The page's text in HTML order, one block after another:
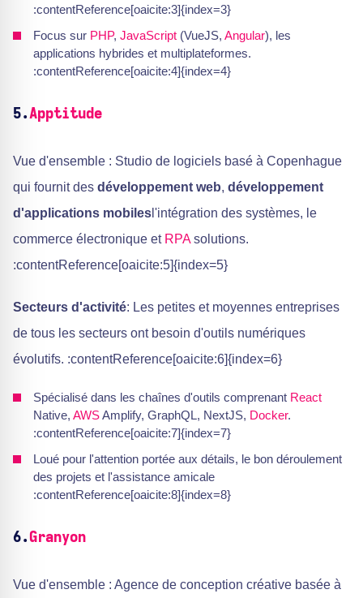
:contentReference[oaicite:3]{index=3}
Focus sur PHP, JavaScript (VueJS, Angular), les
applications hybrides et multiplateformes.
:contentReference[oaicite:4]{index=4}
5.Apptitude
Vue d'ensemble : Studio de logiciels basé à Copenhague
qui fournit des développement web, développement
d'applications mobiles l'intégration des systèmes, le
commerce électronique et RPAsolutions.
:contentReference[oaicite:5]{index=5}
Secteurs d'activité: Les petites et moyennes entreprises
de tous les secteurs ont besoin d'outils numériques
évolutifs. :contentReference[oaicite:6]{index=6}
Spécialisé dans les chaînes d'outils comprenant React
Native, AWSAmplify, GraphQL, NextJS, Docker.
:contentReference[oaicite:7]{index=7}
Loué pour l'attention portée aux détails, le bon déroulement
des projets et l'assistance amicale
:contentReference[oaicite:8]{index=8}
6.Granyon
Vue d'ensemble : Agence de conception créative basée à